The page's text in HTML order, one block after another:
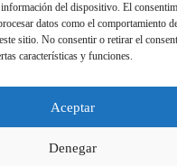
información del dispositivo. El
datos como el comportamiento
sitio. No consentir o retirar el
características y funciones.
Aceptar
Denegar
en periodos
atribuirse cargos o
o naturaleza que no le
pública oral
comunicación que
o